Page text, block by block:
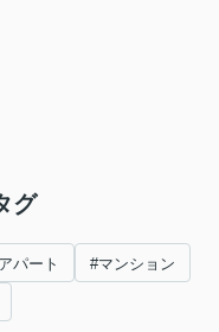
グ
パート #マンション